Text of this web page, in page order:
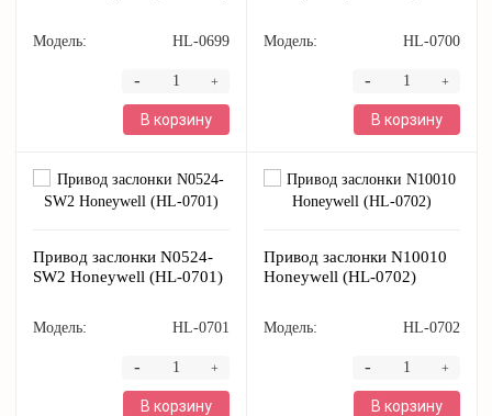
Модель: HL-0699
+
-
В корзину
Модель: HL-0700
+
-
В корзину
Привод заслонки N0524-
SW2 Honeywell (HL-0701)
Модель: HL-0701
+
-
В корзину
Привод заслонки N10010
Honeywell (HL-0702)
Модель: HL-0702
+
-
В корзину